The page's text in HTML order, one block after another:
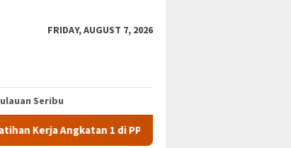
FRIDAY, AUGUST 7, 2026
Seribu
1 di PPKD Jaksel